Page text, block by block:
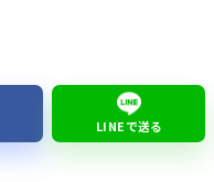
ポンコツすぎる
LINEで送る